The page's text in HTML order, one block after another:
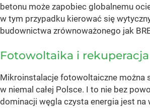
betonu może zapobiec globalnemu
w tym przypadku kierować się
budownictwa zrównoważonego jak
Fotowoltaika i rekuperacja
Mikroinstalacje fotowoltaiczne można
w niemal całej Polsce. I to nie bez
dominacji węgla czysta energia jest na